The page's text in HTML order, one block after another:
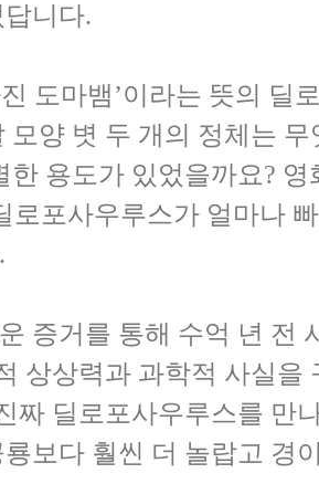
니다.
도마뱀’이라는 뜻의 딜
모양 볏 두 개의 정체는
용도가 있었을까요?
로포사우루스가 얼마나
증거를 통해 수억 년 전
상상력과 과학적 사실
짜 딜로포사우루스를 만